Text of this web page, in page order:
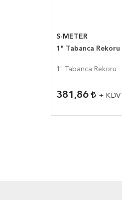
S-METER
1" Tabanca Rekoru
1" Tabanca Rekoru
381,86 + KDV